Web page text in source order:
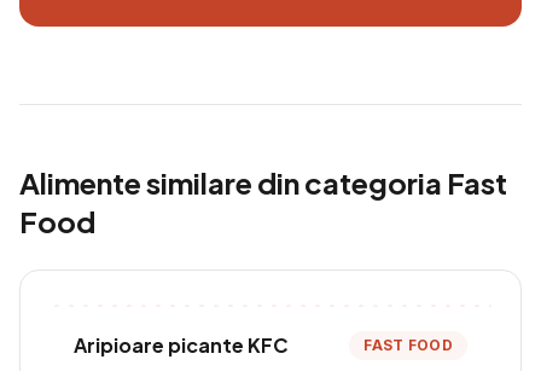
Alimente similare din categoria Fast
Food
Aripioare picante KFC FAST FOOD